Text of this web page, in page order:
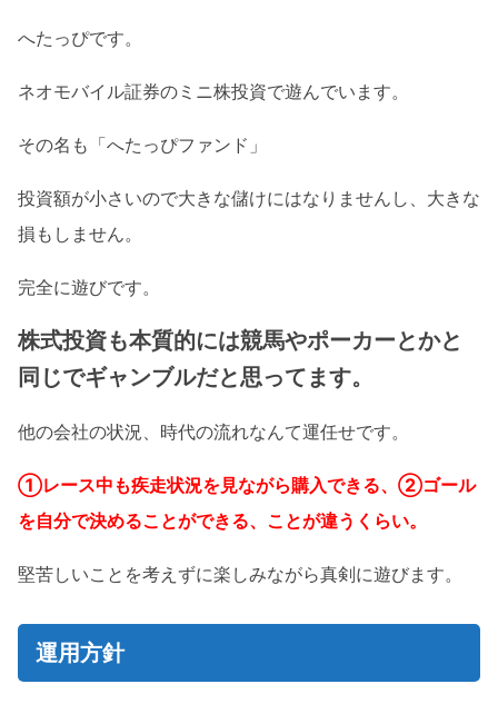
へたっぴです。
ネオモバイル証券のミニ株投資で遊んでいます。
その名も「へたっぴファンド」
投資額が小さいので大きな儲けにはなりませんし、大きな
損もしません。
完全に遊びです。
株式投資も本質的には競馬やポーカーとかと
同じでギャンブルだと思ってます。
他の会社の状況、時代の流れなんて運任せです。
①レース中も疾走状況を見ながら購入できる、②ゴール
を自分で決めることができる、ことが違うくらい。
堅苦しいことを考えずに楽しみながら真剣に遊びます。
運用方針